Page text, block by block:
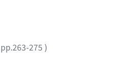
pp.263-275 )